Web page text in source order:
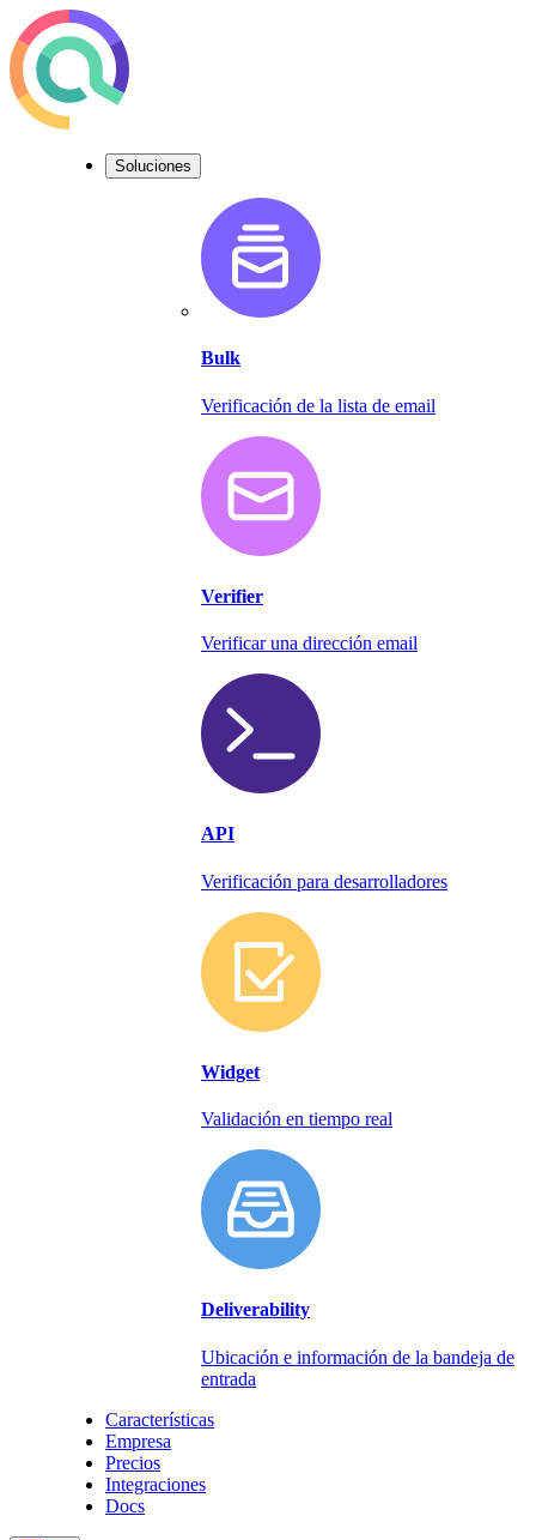
Soluciones
Bulk
Verificación de la lista de email
Verifier
Verificar una dirección email
API
Verificación para desarrolladores
Widget
Validación en tiempo real
Deliverability
Ubicación e información de la bandeja de
entrada
Características
Empresa
Precios
Integraciones
Docs